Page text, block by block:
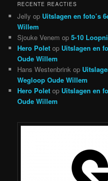
RECENTE REACTIES
Jelly op Uitslagen en foto’s
Willem
Sjouke Venem op5-10
Hero Polet op Uitslagen en
Oude Willem
Hans Westenbrink op
Wegloop Oude Willem
Hero Polet op Uitslagen en
Oude Willem